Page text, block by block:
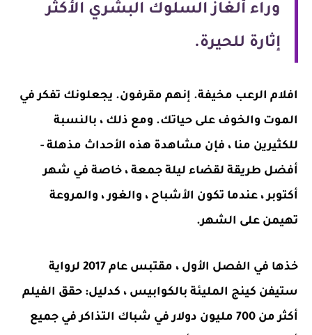
وراء ألغاز السلوك البشري الأكثر
إثارة للحيرة.
افلام الرعب مخيفة. إنهم مقرفون. يجعلونك تفكر في
الموت والخوف على حياتك. ومع ذلك ، بالنسبة
للكثيرين منا ، فإن مشاهدة هذه الأحداث مذهلة -
أفضل طريقة لقضاء ليلة جمعة ، خاصة في شهر
أكتوبر ، عندما تكون الأشباح ، والغور ، والمروعة
تهيمن على الشهر.
خذها في الفصل الأول ، مقتبس عام 2017 لرواية
ستيفن كينج المليئة بالكوابيس ، كدليل: حقق الفيلم
أكثر من 700 مليون دولار في شباك التذاكر في جميع